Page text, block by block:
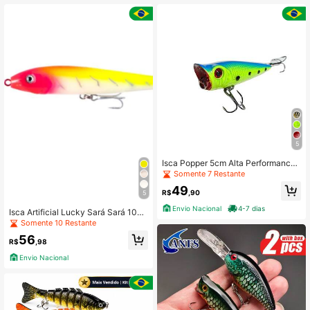
5
Isca Artificial Lucky Sará Sará 10c
m 12gSomente 10 Restante
R$56 ,98
Envio Nacional
5
Isca Popper 5cm Alta Performance
para Tucunaré Traíra Robalo
Somente 7 Restante
R$49 ,90
Envio Nacional
4-7 dias